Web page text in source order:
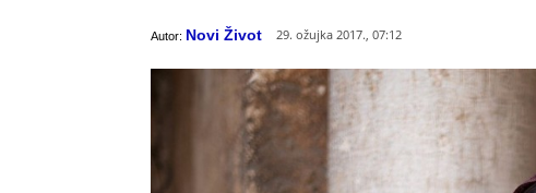
Autor: Novi Život 29. ožujka 2017., 07:12